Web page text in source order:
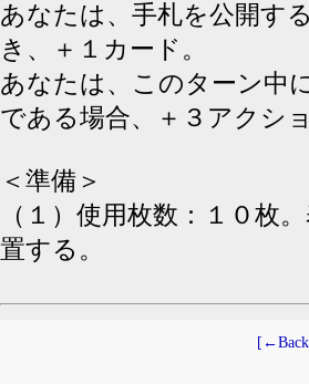
あなたは、手札を公開す
き、＋１カード。
あなたは、このターン中
である場合、＋３アクシ
＜準備＞
（１）使用枚数：１０枚
置する。